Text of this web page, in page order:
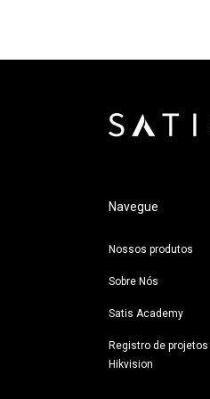
Navegue
Nossos produtos
Sobre Nós
Satis Academy
Registro de projetos
Hikvision